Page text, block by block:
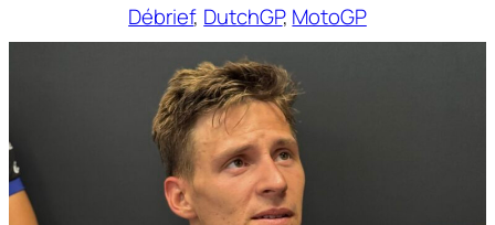
Débrief, DutchGP, MotoGP